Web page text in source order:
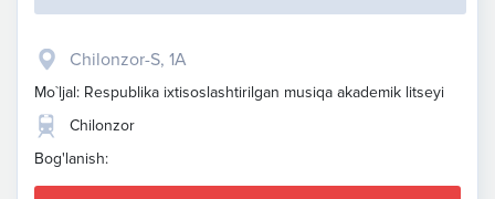
Chilonzor-S, 1A
Mo`ljal: Respublika ixtisoslashtirilgan musiqa akademik litseyi
Chilonzor
Bog'lanish: